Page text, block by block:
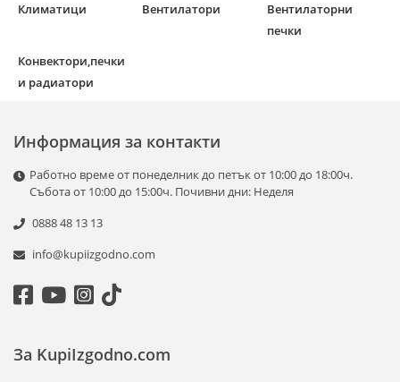
Климатици Вентилатори
Вентилаторни
печки
Конвектори,печки
и радиатори
Информация за контакти
Работно време от понеделник до петък от 10:00 до 18:00ч.
Събота от 10:00 до 15:00ч. Почивни дни: Неделя
0888 48 13 13
info@kupiizgodno.com
За KupiIzgodno.com